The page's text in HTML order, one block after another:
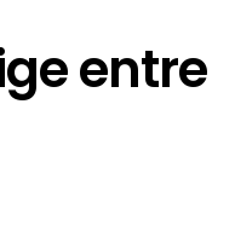
entre